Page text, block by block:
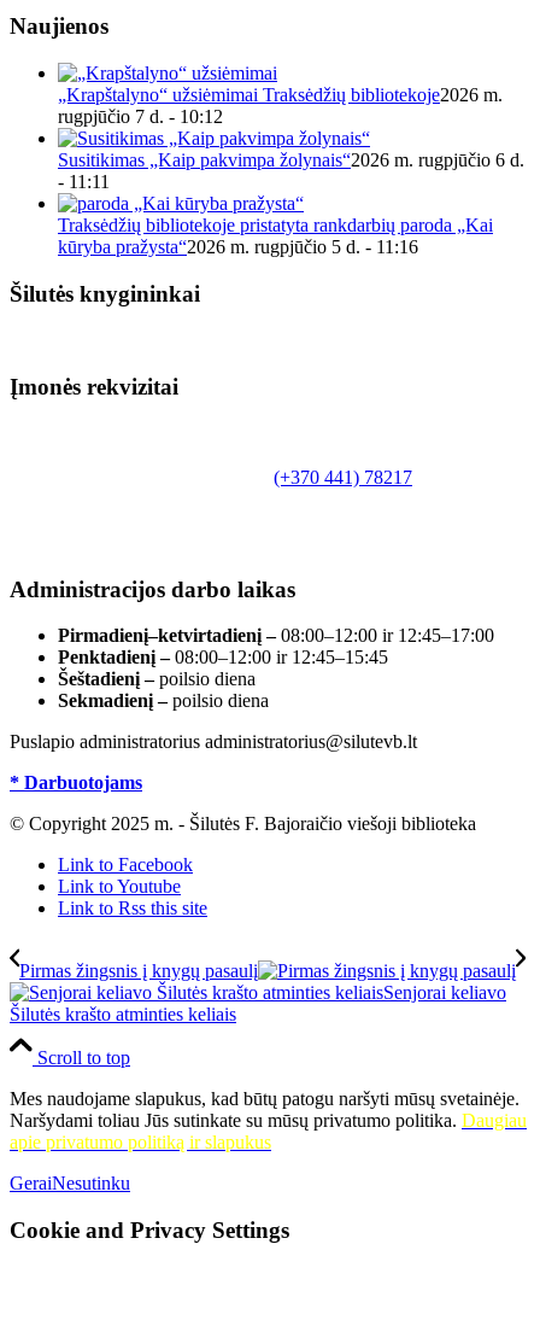
Naujienos
„Krapštalyno“ užsiėmimai Traksėdžių bibliotekoje2026 m.
rugpjūčio 7 d. - 10:12
Susitikimas „Kaip pakvimpa žolynais“2026 m. rugpjūčio 6 d.
- 11:11
Traksėdžių bibliotekoje pristatyta rankdarbių paroda „Kai
kūryba pražysta“2026 m. rugpjūčio 5 d. - 11:16
Šilutės knygininkai
Įmonės rekvizitai
(+370 441) 78217
Administracijos darbo laikas
Pirmadienį–ketvirtadienį –08:00–12:00 ir 12:45–17:00
Penktadienį –08:00–12:00 ir 12:45–15:45
Šeštadienį –poilsio diena
Sekmadienį –poilsio diena
Puslapio administratorius administratorius@silutevb.lt
* Darbuotojams
© Copyright 2025 m. - Šilutės F. Bajoraičio viešoji biblioteka
Link to Facebook
Link to Youtube
Link to Rss this site
Pirmas žingsnis į knygų pasaulį
Senjorai keliavo
Šilutės krašto atminties keliais
Scroll to top
Mes naudojame slapukus, kad būtų patogu naršyti mūsų svetainėje.
Naršydami toliau Jūs sutinkate su mūsų privatumo politika. Daugiau
apie privatumo politiką ir slapukus
GeraiNesutinku
Cookie and Privacy Settings